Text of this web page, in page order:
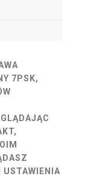
7PSK,
USTAWIENIA